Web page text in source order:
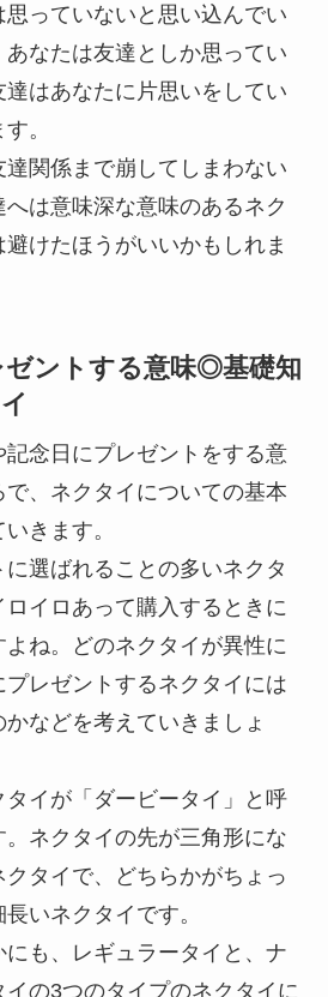
っていないと思い込んでい
なたは友達としか思ってい
はあなたに片思いをしてい
。
関係まで崩してしまわない
は意味深な意味のあるネク
けたほうがいいかもしれま
ントする意味◎基礎知
念日にプレゼントをする意
、ネクタイについての基本
きます。
選ばれることの多いネクタ
イロあって購入するときに
ね。どのネクタイが異性に
プレゼントするネクタイには
などを考えていきましょ
イが「ダービータイ」と呼
ネクタイの先が三角形にな
タイで、どちらかがちょっ
いネクタイです。
も、レギュラータイと、ナ
イの3つのタイプのネクタイに